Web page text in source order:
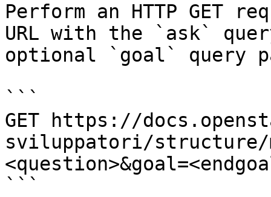
Perform an HTTP GET
URL with the `ask`
optional `goal` query
```
GET https://
sviluppatori/structure/
```